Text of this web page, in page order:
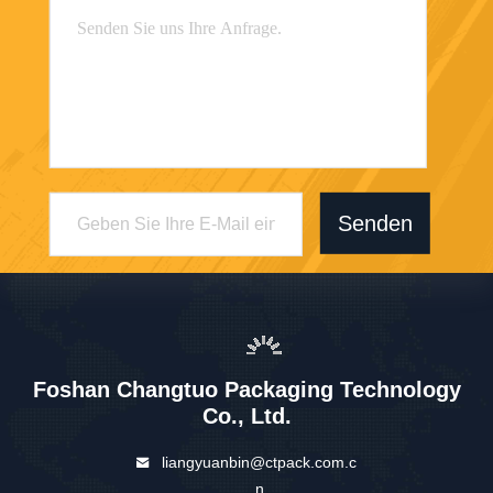
Senden
Foshan Changtuo Packaging Technology
Co., Ltd.
liangyuanbin@ctpack.com.c
n